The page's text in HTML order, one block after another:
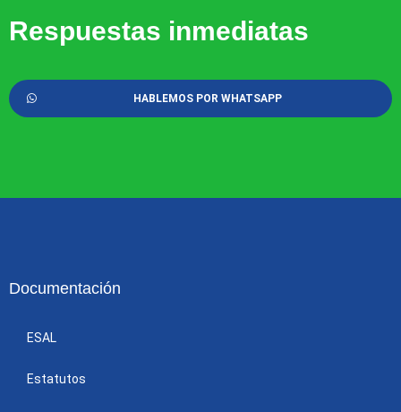
Respuestas inmediatas
HABLEMOS POR WHATSAPP
Documentación
ESAL
Estatutos